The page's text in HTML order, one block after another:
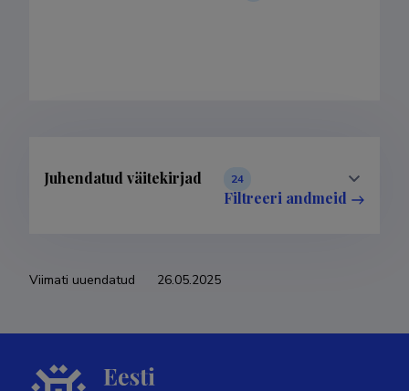
Juhendatud väitekirjad 24
Filtreeri andmeid
Viimati uuendatud 26.05.2025